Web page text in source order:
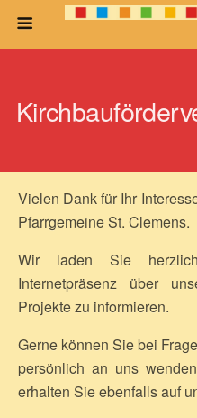
Vielen Dank für Ihr
Pfarrgemeine St. Clemens.
Wir laden Sie
Internetpräsenz über
Projekte zu informieren.
Gerne können Sie bei
persönlich an uns
erhalten Sie ebenfalls auf